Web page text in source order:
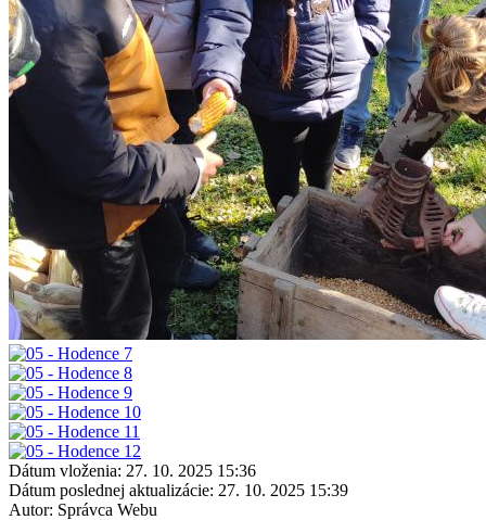
Dátum vloženia: 27. 10. 2025 15:36
Dátum poslednej aktualizácie: 27. 10. 2025 15:39
Autor: Správca Webu